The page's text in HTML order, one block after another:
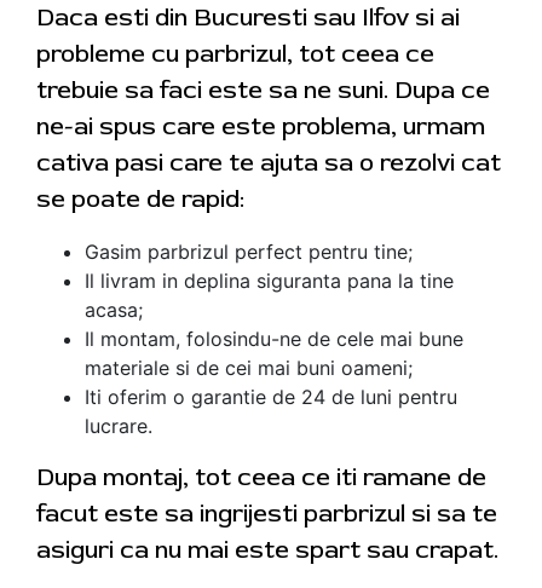
Daca esti din Bucuresti sau Ilfov si ai
probleme cu parbrizul, tot ceea ce
trebuie sa faci este sa ne suni. Dupa ce
ne-ai spus care este problema, urmam
cativa pasi care te ajuta sa o rezolvi cat
se poate de rapid:
Gasim parbrizul perfect pentru tine;
Il livram in deplina siguranta pana la tine
acasa;
Il montam, folosindu-ne de cele mai bune
materiale si de cei mai buni oameni;
Iti oferim o garantie de 24 de luni pentru
lucrare.
Dupa montaj, tot ceea ce iti ramane de
facut este sa ingrijesti parbrizul si sa te
asiguri ca nu mai este spart sau crapat.